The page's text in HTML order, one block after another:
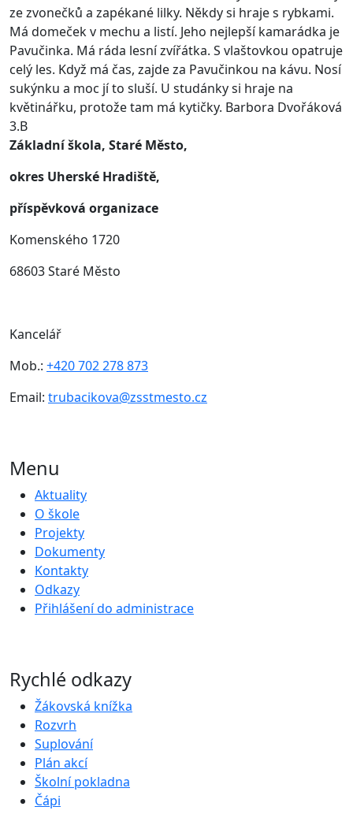
ze zvonečků a zapékané lilky. Někdy si hraje s rybkami.
Má domeček v mechu a listí. Jeho nejlepší kamarádka je
Pavučinka. Má ráda lesní zvířátka. S vlaštovkou opatruje
celý les. Když má čas, zajde za Pavučinkou na kávu. Nosí
sukýnku a moc jí to sluší. U studánky si hraje na
květinářku, protože tam má kytičky. Barbora Dvořáková
3.B
Základní škola, Staré Město,
okres Uherské Hradiště,
příspěvková organizace
Komenského 1720
68603 Staré Město
Kancelář
Mob.: +420 702 278 873
Email: trubacikova@zsstmesto.cz
Menu
Aktuality
O škole
Projekty
Dokumenty
Kontakty
Odkazy
Přihlášení do administrace
Rychlé odkazy
Žákovská knížka
Rozvrh
Suplování
Plán akcí
Školní pokladna
Čápi